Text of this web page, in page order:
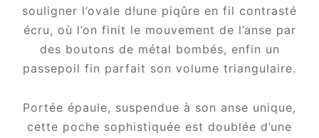
souligner l’ovale d!une piqûre en fil contrasté
écru, où l’on finit le mouvement de l’anse par
des boutons de métal bombés, enfin un
passepoil fin parfait son volume triangulaire.
Portée épaule, suspendue à son anse unique,
cette poche sophistiquée est doublée d’une